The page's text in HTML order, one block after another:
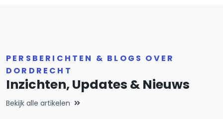
PERSBERICHTEN & BLOGS OVER
DORDRECHT
Inzichten, Updates & Nieuws
Bekijk alle artikelen